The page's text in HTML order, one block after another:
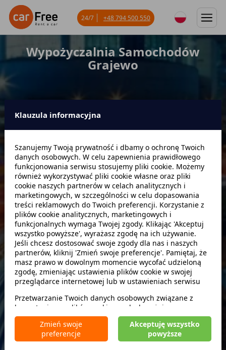
Wypożyczalnia Samochodów
Grajewo
Data odbioru Godzina
Data zwrotu Godzina
Szukaj
zwróć w innym miejscu
Brak limitu kilometrów
Bezpłatne odwołanie rezerwacji
24/7 +48 794 500 550
Klauzula informacyjna
Szanujemy Twoją prywatność i dbamy o ochronę Twoich
danych osobowych. W celu zapewnienia prawidłowego
funkcjonowania serwisu stosujemy pliki cookie. Możemy
również wykorzystywać pliki cookie własne oraz pliki
cookie naszych partnerów w celach analitycznych i
marketingowych, w szczególności w celu dopasowania
treści reklamowych do Twoich preferencji. Korzystanie z
plików cookie analitycznych, marketingowych i
funkcjonalnych wymaga Twojej zgody. Klikając 'Akceptuj
wszystko powyższe', wyrażasz zgodę na ich używanie.
Jeśli chcesz dostosować swoje zgody dla nas i naszych
partnerów, kliknij 'Zmień swoje preferencje'. Pamiętaj, że
masz prawo w dowolnym momencie wycofać udzieloną
zgodę, zmieniając ustawienia plików cookie w swojej
przeglądarce internetowej lub w ustawieniach serwisu
Przetwarzanie Twoich danych osobowych związane z
korzystaniem z plików cookie w celach wyżej
wymienionych jest prowadzone przez CarFree sp. z o.o. z
siedzibą w Warszawie (02-677), ul. Cybernetyki 5,
będącego administratorem danych. W niektórych
Zmień swoje
preferencje
Akceptuję wszystko
powyższe